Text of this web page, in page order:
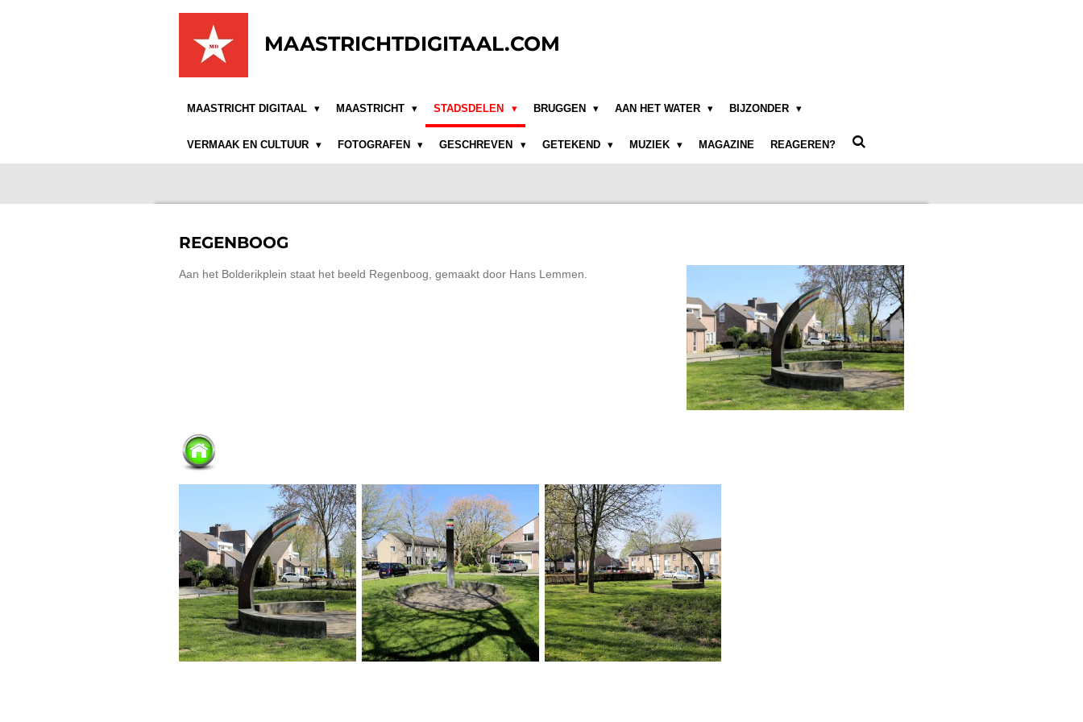
MAASTRICHTDIGITAAL.COM
MAASTRICHT DIGITAAL MAASTRICHT STADSDELEN BRUGGEN AAN HET WATER BIJZONDER
VERMAAK EN CULTUUR FOTOGRAFEN GESCHREVEN GETEKEND MUZIEK MAGAZINE REAGEREN?
REGENBOOG
Aan het Bolderikplein staat het beeld Regenboog, gemaakt door Hans Lemmen.